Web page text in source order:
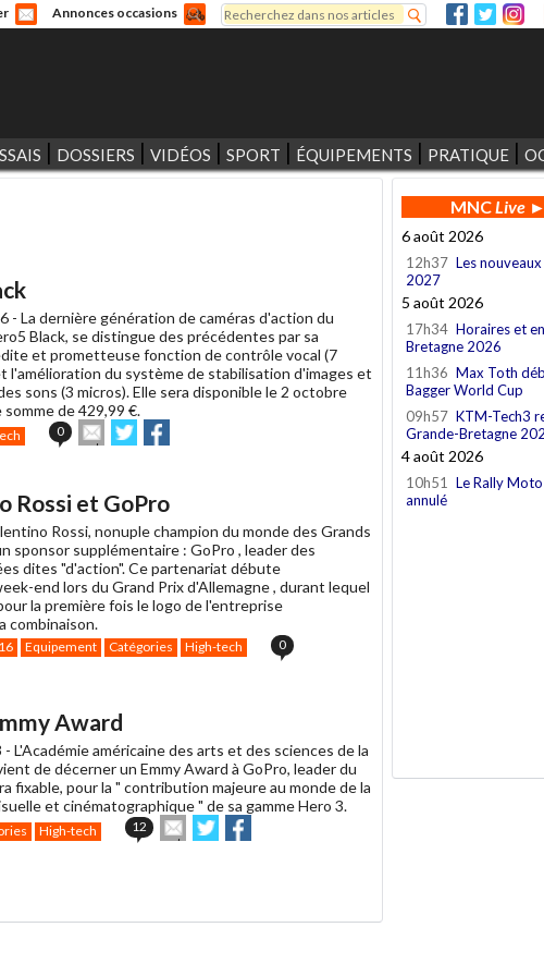
Annonces occasions
Formulaire de recherche
Rechercher
DOSSIERS VIDÉOS SPORT ÉQUIPEMENTS PRATIQUE
- La dernière génération de caméras d'action du
Black, se distingue des précédentes par sa
et prometteuse fonction de contrôle vocal (7
l'amélioration du système de stabilisation d'images et
sons (3 micros). Elle sera disponible le 2 octobre
de 429,99 €.
0
Envoyer
cet
un
Partager
sur sur
Rossi et GoPro
Rossi, nonuple champion du monde des Grands
sponsor supplémentaire : GoPro , leader des
dites "d'action". Ce partenariat débute
end lors du Grand Prix d'Allemagne , durant lequel
la première fois le logo de l'entreprise
combinaison.
Equipement Catégories High-tech 0
Award
- L'Académie américaine des arts et des sciences de la
de décerner un Emmy Award à GoPro, leader du
fixable, pour la " contribution majeure au monde de la
et cinématographique " de sa gamme Hero 3.
High-tech 12
Envoyer
cet
Partager
sur sur
MNCLive►
6 août 2026
12h37 Les
2027
5 août 2026
17h34 Horaires et
Bretagne 2026
11h36 Max Toth
Bagger World Cup
09h57 KTM-Tech3
Grande-Bretagne
4 août 2026
10h51
Le Rally
annulé